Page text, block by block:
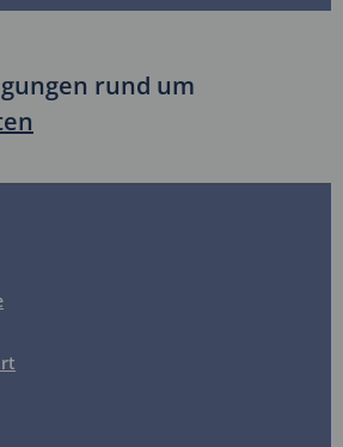
rund um